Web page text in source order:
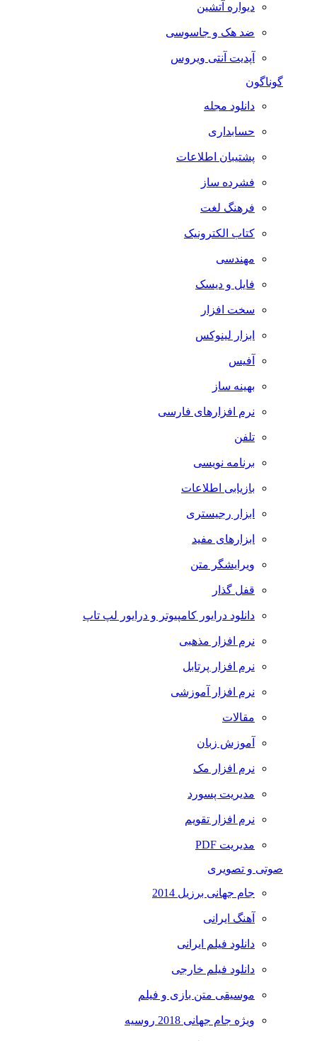
دیواره آتشین
ضد هک و جاسوسی
آپدیت آنتی ویروس
گوناگون
دانلود مجله
حسابداری
پشتیبان اطلاعات
فشرده ساز
فرهنگ لغت
کتاب الکترونیک
مهندسی
فایل و دیسک
سخت افزار
ابزار لینوکس
آفیس
بهینه ساز
نرم افزارهای فارسی
تلفن
برنامه نویسی
بازیابی اطلاعات
ابزار رجیستری
ابزارهای مفید
ویرایشگر متن
قفل گذار
دانلود درایور کامپیوتر و درایور لپ تاپ
نرم افزار مذهبی
نرم افزار پرتابل
نرم افزار آموزشی
مقالات
آموزش زبان
نرم افزار مک
مدیریت پسورد
نرم افزار تقویم
مدیریت PDF
صوتی و تصویری
جام جهانی برزیل 2014
آهنگ ایرانی
دانلود فیلم ایرانی
دانلود فیلم خارجی
موسیقی متن بازی و فیلم
ویژه جام جهانی 2018 روسیه